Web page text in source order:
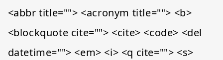
<abbr title=""> <acronym title=""> <b>
<blockquote cite=""> <cite> <code> <del
datetime=""> <em> <i> <q cite=""> <s>